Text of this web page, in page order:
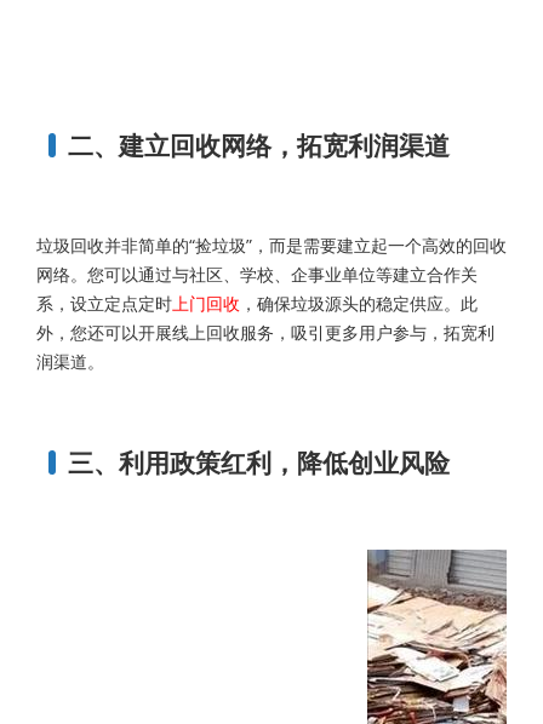
二、建立回收网络，拓宽利润渠道
垃圾回收并非简单的“捡垃圾”，而是需要建立起一个高效的回收
网络。您可以通过与社区、学校、企事业单位等建立合作关
系，设立定点定时上门回收 ，确保垃圾源头的稳定供应。此
外，您还可以开展线上回收服务，吸引更多用户参与，拓宽利
润渠道。
三、利用政策红利，降低创业风险